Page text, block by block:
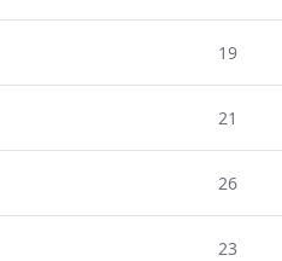
19
21
26
23